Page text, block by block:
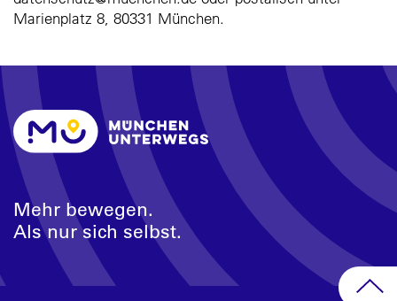
Marienplatz 8, 80331 München.
Mehr bewegen.
Als nur sich selbst.